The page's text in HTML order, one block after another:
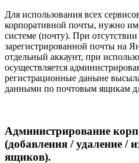
Для использования всех
корпоративной почты, нужно
системе (почту). При отсутствии
зарегистрированной почты на
отдельный аккаунт, при
осуществляется
регистрационные даныне
данными по почтовым ящикам
Администрирование
(добавления / удаление /
ящиков).